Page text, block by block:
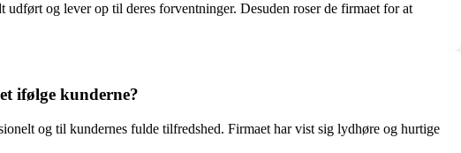
og lever op til deres forventninger. Desuden roser de firmaet for at
ifølge kunderne?
og til kundernes fulde tilfredshed. Firmaet har vist sig lydhøre og hurtige